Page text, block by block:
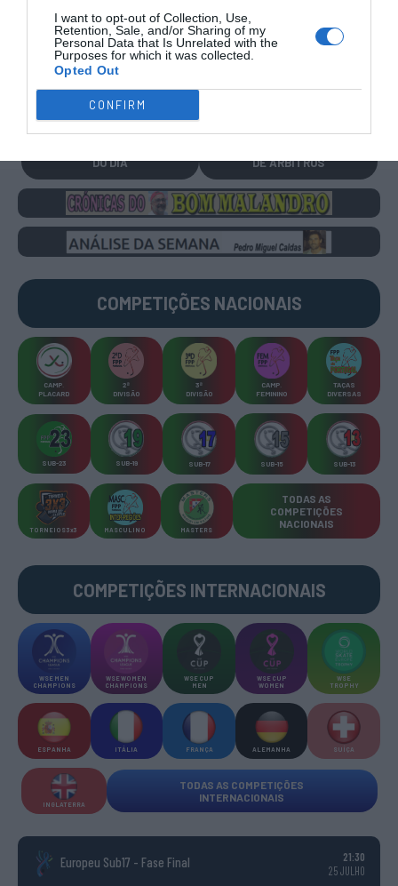
I want to opt-out of Collection, Use,
Retention, Sale, and/or Sharing of my
Personal Data that Is Unrelated with the
Purposes for which it was collected.
Opted Out
CONFIRM
JOGOS EM DIRETO
ÚLTIMOS
RESULTADOS
DO DIA
DE ÁRBITROS
COMPETIÇÕES NACIONAIS
CAMP
PLACARD
2ª
DIVISÃO
3ª
DIVISÃO
CAMP
FEMININO
TAÇAS
DIVERSAS
SUB-23 SUB-19 SUB-17 SUB-15 SUB-13
TORNEIOS 3x3 MASCULINO MASTERS
TODAS AS
COMPETIÇÕES
NACIONAIS
COMPETIÇÕES INTERNACIONAIS
WSE MEN
CHAMPIONS
WSE WOMEN
CHAMPIONS
WSE CUP
MEN
WSE CUP
WOMEN
WSE
TROPHY
ESPANHA ITÁLIA FRANÇA ALEMANHA SUÍÇA
INGLATERRA
TODAS AS COMPETIÇÕES
INTERNACIONAIS
Europeu Sub17 - Fase Final
21:30
25 JULHO